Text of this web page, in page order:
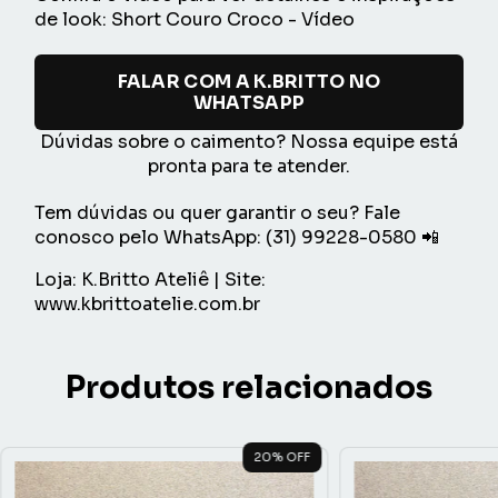
de look: Short Couro Croco - Vídeo
FALAR COM A K.BRITTO NO
WHATSAPP
Dúvidas sobre o caimento? Nossa equipe está
pronta para te atender.
Tem dúvidas ou quer garantir o seu? Fale
conosco pelo WhatsApp: (31) 99228-0580 📲
Loja: K.Britto Ateliê | Site:
www.kbrittoatelie.com.br
Produtos relacionados
20% OFF